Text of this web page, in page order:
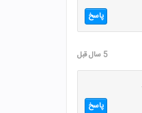
پاسخ
5 سال قبل
پاسخ